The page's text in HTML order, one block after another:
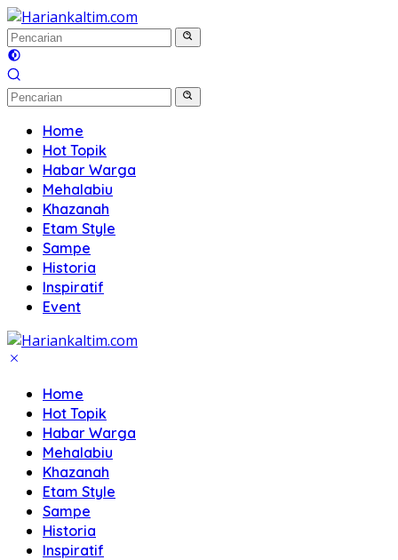
Langsung
ke
konten
Home
Hot Topik
Habar Warga
Mehalabiu
Khazanah
Etam Style
Sampe
Historia
Inspiratif
Event
Home
Hot Topik
Habar Warga
Mehalabiu
Khazanah
Etam Style
Sampe
Historia
Inspiratif